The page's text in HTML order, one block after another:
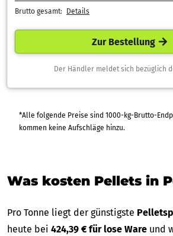
Brutto gesamt: Details
Zur Bestellung
Der Händler meldet sich bezüglich
*Alle folgende Preise sind 1000-kg-Brutto-Endpreise inkl.
kommen keine Aufschläge hinzu.
Was kosten Pellets in
Pro Tonne liegt der günstigste
heute bei 424,39 € für lose Ware und